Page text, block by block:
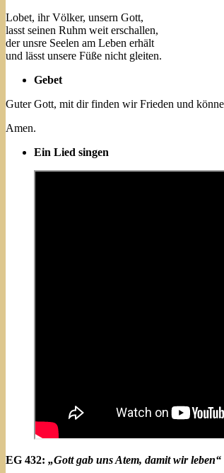
Lobet, ihr Völker, unsern Gott,
lasst seinen Ruhm weit erschallen,
der unsre Seelen am Leben erhält
und lässt unsere Füße nicht gleiten.
Gebet
Guter Gott, mit dir finden wir Frieden und
Amen.
Ein Lied singen
EG 432: „Gott gab uns Atem, damit wir leben“